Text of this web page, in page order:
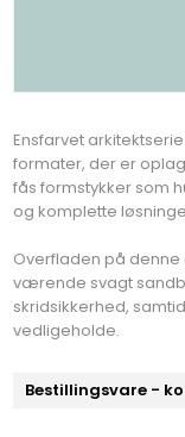
Ensfarvet
formater, der er
fås formstykker som
og komplette
Overfladen på denne
værende svagt
skridsikkerhed,
vedligeholde.
Bestillingsvare -